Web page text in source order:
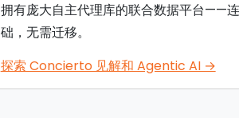
拥有庞大自主代理库的联合数据平台——
础，无需迁移。
探索 Concierto 见解和 Agentic AI →